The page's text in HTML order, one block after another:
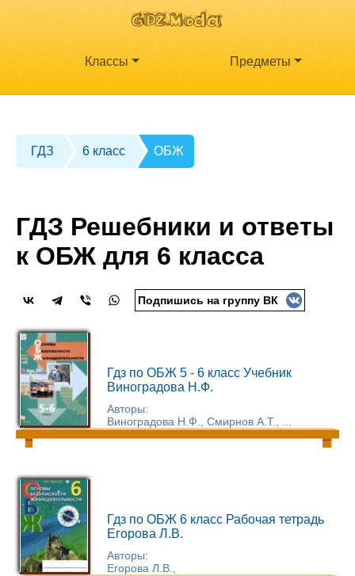
Классы Предметы
ГДЗ 6 класс ОБЖ
ГДЗ Решебники и ответы
к ОБЖ для 6 класса
Подпишись на группу ВК
Гдз по ОБЖ 5 - 6 класс Учебник
Виноградова Н.Ф.
Авторы:
Виноградова Н.Ф., Смирнов А.Т., ...
Гдз по ОБЖ 6 класс Рабочая тетрадь
Егорова Л.В.
Авторы:
Егорова Л.В.,